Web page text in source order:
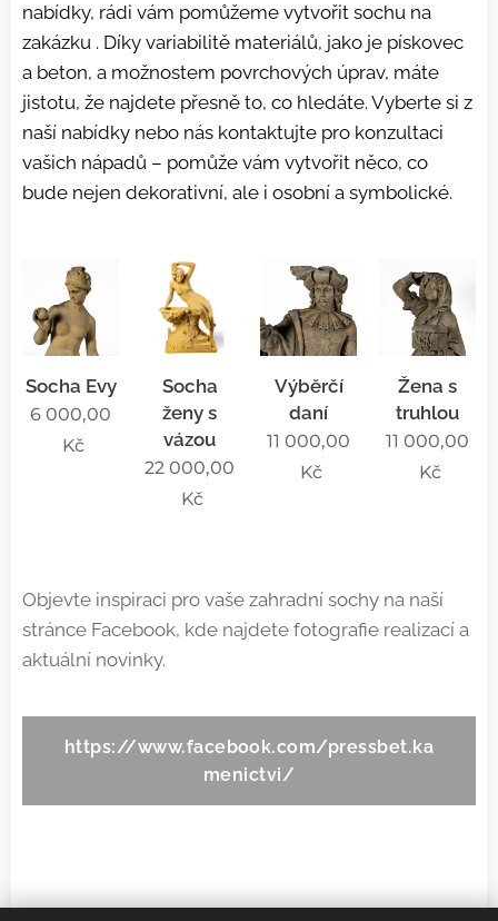
nabídky, rádi vám pomůžeme vytvořit sochu na
zakázku . Díky variabilitě materiálů, jako je pískovec
a beton, a možnostem povrchových úprav, máte
jistotu, že najdete přesně to, co hledáte. Vyberte si z
naší nabídky nebo nás kontaktujte pro konzultaci
vašich nápadů – pomůže vám vytvořit něco, co
bude nejen dekorativní, ale i osobní a symbolické.
Socha Evy
6 000,00
Kč
Socha
ženy s
vázou
22 000,00
Kč
Výběrčí
daní
11 000,00
Kč
Žena s
truhlou
11 000,00
Kč
Objevte inspiraci pro vaše zahradní sochy na naší
stránce Facebook, kde najdete fotografie realizací a
aktuální novinky.
https://www.facebook.com/pressbet.ka
menictvi/